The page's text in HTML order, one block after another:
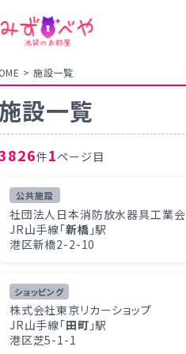
施設一覧
設一覧
件1ページ目
公共施設
社団法人日本消防放水器具工業会
JR山手線「新橋 」駅
港区新橋2-2-10
ショッピング
株式会社東京リカーショップ
JR山手線「田町 」駅
港区芝5-1-1